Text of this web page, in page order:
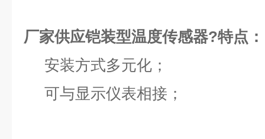
厂家供应铠装型温度传感器?特点：
安装方式多元化；
可与显示仪表相接；